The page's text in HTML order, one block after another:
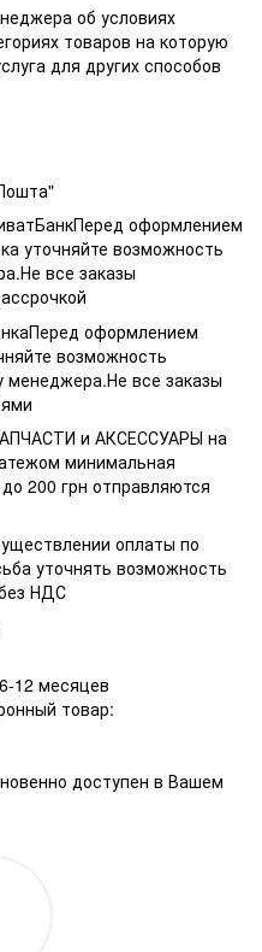
об условиях
товаров на которую
для других способов
оформлением
уточняйте возможность
все заказы
оформлением
возможность
все заказы
и АКСЕССУАРЫ на
минимальная
200 грн отправляются
оплаты по
уточнять возможность
НДС
12 месяцев
товар:
доступен в Вашем